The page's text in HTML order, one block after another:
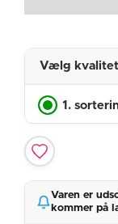
Vælg
1.
Varen er
kommer på